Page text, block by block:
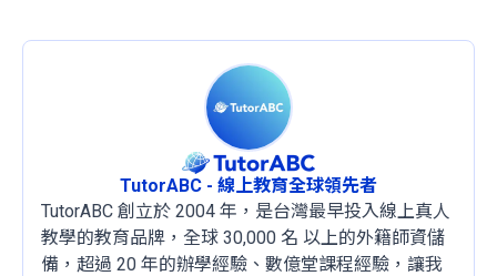
TutorABC - 線上教育全球領先者
TutorABC 創立於 2004 年，是台灣最早投入線上真人
教學的教育品牌，全球 30,000 名 以上的外籍師資儲
備，超過 20 年的辦學經驗、數億堂課程經驗，讓我